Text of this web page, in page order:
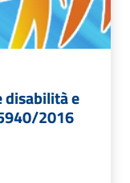
disabilità e
2016